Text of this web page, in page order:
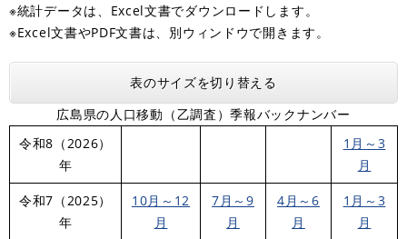
※統計データは、Excel文書でダウンロードします。
※Excel文書やPDF文書は、別ウィンドウで開きます。
表のサイズを切り替える
広島県の人口移動（乙調査）季報バックナンバー
令和8（2026）
年
1月～3
月
令和7（2025）
年
10月～12
月
7月～9
月
4月～6
月
1月～3
月